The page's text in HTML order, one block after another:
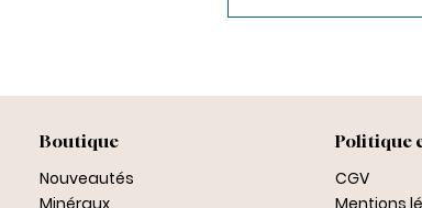
Boutique
Nouveautés
Minéraux
Politique
CGV
Mentions